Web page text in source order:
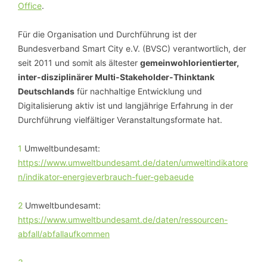
Office.
Für die Organisation und Durchführung ist der
Bundesverband Smart City e.V. (BVSC) verantwortlich, der
seit 2011 und somit als ältester gemeinwohlorientierter,
inter-disziplinärer Multi-Stakeholder-Thinktank
Deutschlands für nachhaltige Entwicklung und
Digitalisierung aktiv ist und langjährige Erfahrung in der
Durchführung vielfältiger Veranstaltungsformate hat.
1 Umweltbundesamt:
https://www.umweltbundesamt.de/daten/umweltindikatore
n/indikator-energieverbrauch-fuer-gebaeude
2 Umweltbundesamt:
https://www.umweltbundesamt.de/daten/ressourcen-
abfall/abfallaufkommen